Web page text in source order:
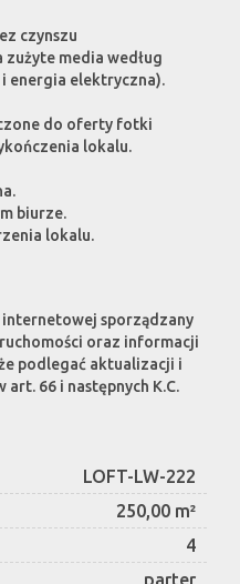
czynszu
media według
energia elektryczna).
do oferty fotki
lokalu.
biurze.
lokalu.
sporządzany
oraz informacji
podlegać aktualizacji i
66 i następnych K.C.
LOFT-LW-222
250,00 m²
4